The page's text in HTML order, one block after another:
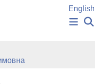
English